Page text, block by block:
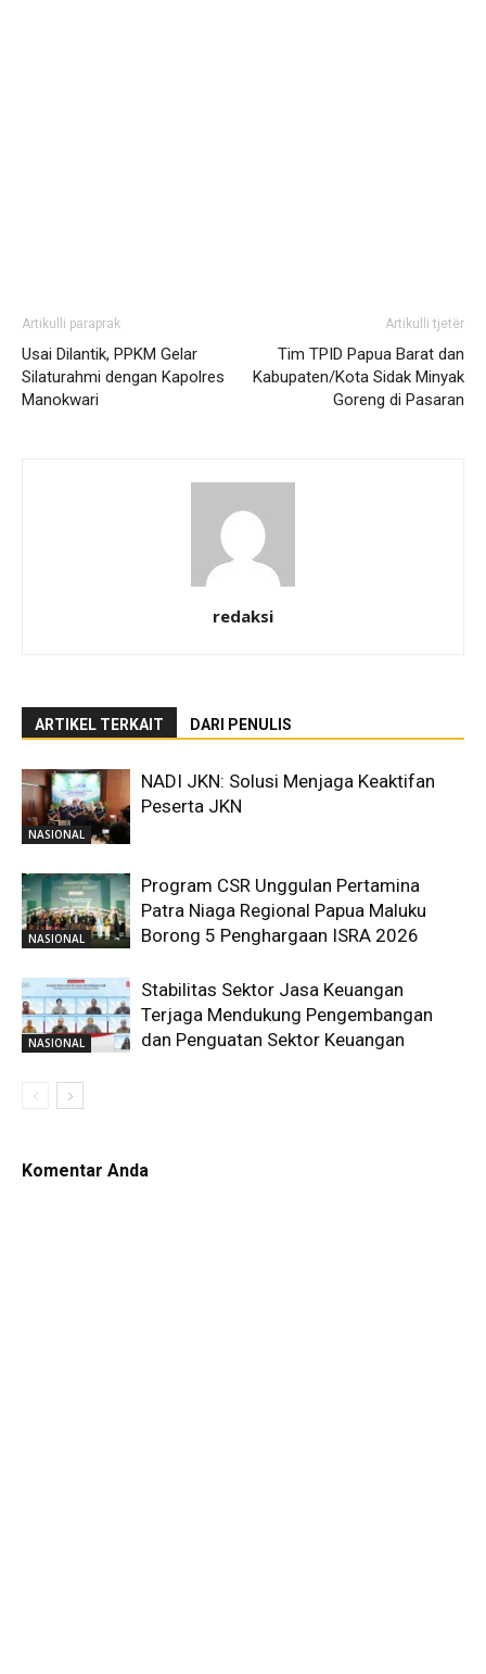
Artikulli paraprak
Usai Dilantik, PPKM Gelar
Silaturahmi dengan Kapolres
Manokwari
Artikulli tjetër
Tim TPID Papua Barat dan
Kabupaten/Kota Sidak Minyak
Goreng di Pasaran
redaksi
ARTIKEL TERKAIT DARI PENULIS
NASIONAL
NADI JKN: Solusi Menjaga Keaktifan
Peserta JKN
NASIONAL
Program CSR Unggulan Pertamina
Patra Niaga Regional Papua Maluku
Borong 5 Penghargaan ISRA 2026
NASIONAL
Stabilitas Sektor Jasa Keuangan
Terjaga Mendukung Pengembangan
dan Penguatan Sektor Keuangan
Komentar Anda